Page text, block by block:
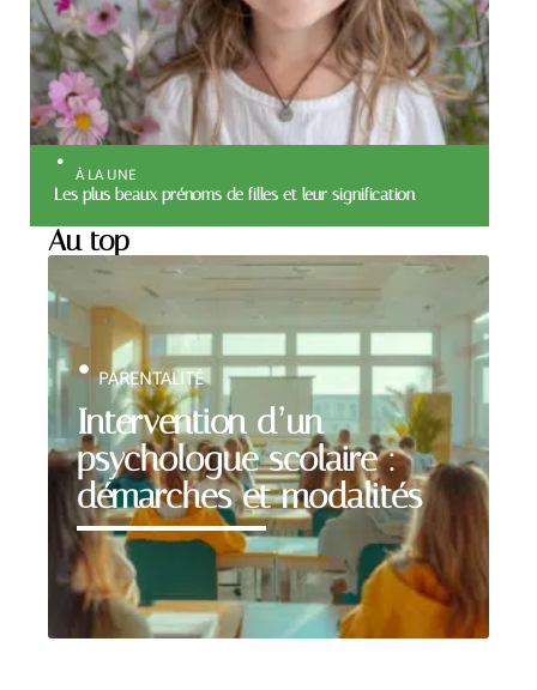
À LA UNE
Les plus beaux prénoms de filles et leur signification
Au top
Intervention d’un
psychologue scolaire :
démarches et modalités
PARENTALITÉ